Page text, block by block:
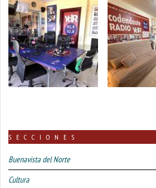
SECCIONES
Buenavista del Norte
Cultura